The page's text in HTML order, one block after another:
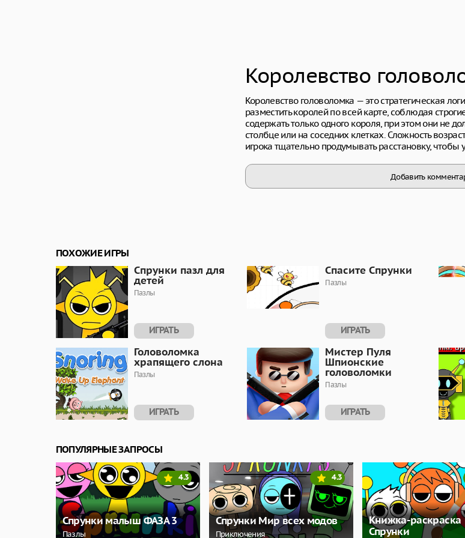
Королевство
Королевство головоломка — это стратегическая
разместить королей по всей карте, соблюдая
содержать только одного короля, при этом они не
столбце или на соседних клетках. Сложность
игрока тщательно продумывать расстановку, чтобы
Добавить
ПОХОЖИЕ ИГРЫ
Спрунки пазл для
детей
Пазлы
ИГРАТЬ
Спасите Спрунки
Пазлы
ИГРАТЬ
Головоломка
храпящего слона
Пазлы
ИГРАТЬ
Мистер Пуля
Шпионские
головоломки
Пазлы
ИГРАТЬ
ПОПУЛЯРНЫЕ ЗАПРОСЫ
Спрунки малыш ФАЗА 3
Пазлы
4.3
Спрунки Мир всех модов
Приключения
4.3
Книжка-раскраска
Спрунки